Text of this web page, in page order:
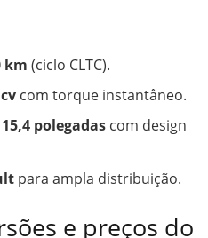
km (ciclo CLTC).
com torque instantâneo.
15,4 polegadas com design
para ampla distribuição.
e preços do